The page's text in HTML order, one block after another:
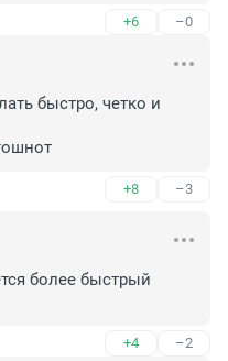
+6 –0
быстро, четко и
+8 –3
более быстрый
+4 –2